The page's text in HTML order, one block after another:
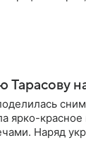
Тарасову
ярко-
Наряд